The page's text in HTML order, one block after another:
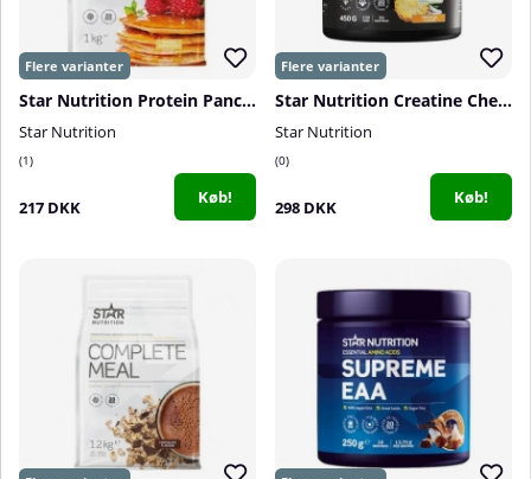
Star Nutrition Protein Pancake Mix, BIG SIZE - 1 kg
Star Nutrition
1
217 DKK Køb!
Star Nutrition Creatine Chew Tabs, 150 tabs
Star Nutrition
0
298 DKK Køb!